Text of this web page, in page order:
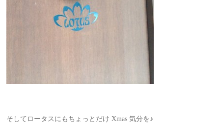
そしてロータスにもちょっとだけ Xmas 気分を♪